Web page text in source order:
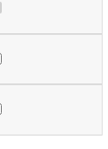
oder
drehen
einer
sind nicht